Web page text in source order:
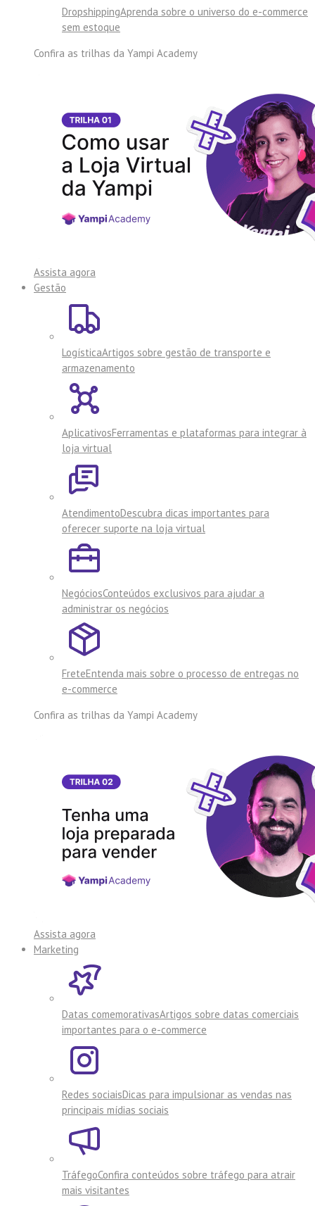
DropshippingAprenda sobre o universo do e-commerce
sem estoque
Confira as trilhas da Yampi Academy
Assista agora
Gestão
LogísticaArtigos sobre gestão de transporte e
armazenamento
AplicativosFerramentas e plataformas para integrar à
loja virtual
AtendimentoDescubra dicas importantes para
oferecer suporte na loja virtual
NegóciosConteúdos exclusivos para ajudar a
administrar os negócios
FreteEntenda mais sobre o processo de entregas no
e-commerce
Confira as trilhas da Yampi Academy
Assista agora
Marketing
Datas comemorativasArtigos sobre datas comerciais
importantes para o e-commerce
Redes sociaisDicas para impulsionar as vendas nas
principais mídias sociais
TráfegoConfira conteúdos sobre tráfego para atrair
mais visitantes